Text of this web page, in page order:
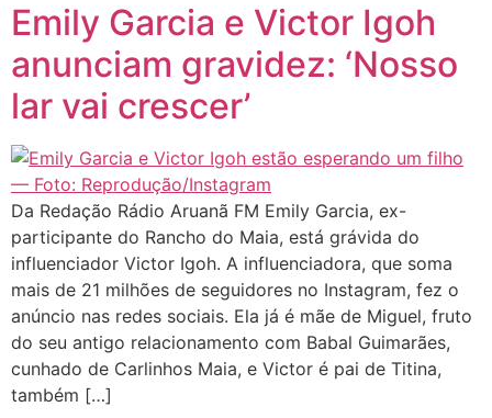
Emily Garcia e Victor Igoh
anunciam gravidez: ‘Nosso
lar vai crescer’
Da Redação Rádio Aruanã FM Emily Garcia, ex-
participante do Rancho do Maia, está grávida do
influenciador Victor Igoh. A influenciadora, que soma
mais de 21 milhões de seguidores no Instagram, fez o
anúncio nas redes sociais. Ela já é mãe de Miguel, fruto
do seu antigo relacionamento com Babal Guimarães,
cunhado de Carlinhos Maia, e Victor é pai de Titina,
também […]